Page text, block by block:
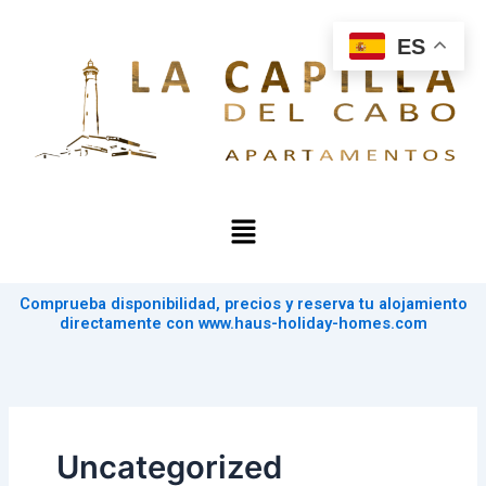
Menú
Comprueba disponibilidad, precios y reserva tu alojamiento
directamente con www.haus-holiday-homes.com
Uncategorized
ES